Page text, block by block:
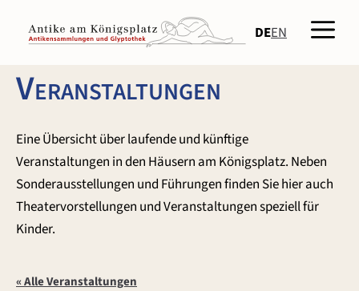
Inhalt
springen
DEEN
Veranstaltungen
Eine Übersicht über laufende und künftige
Veranstaltungen in den Häusern am Königsplatz. Neben
Sonderausstellungen und Führungen finden Sie hier auch
Theatervorstellungen und Veranstaltungen speziell für
Kinder.
« Alle Veranstaltungen